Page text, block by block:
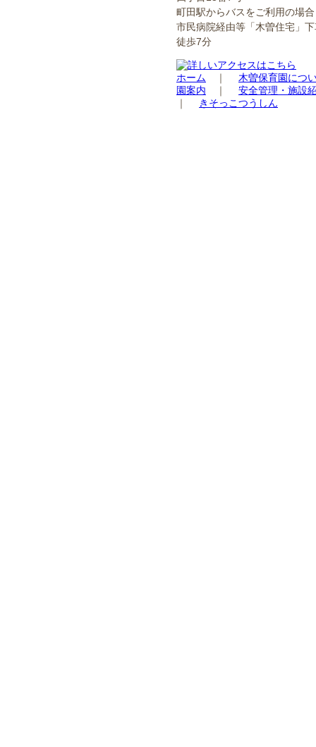
町田駅からバスをご利用の場合
市民病院経由等「木曽住宅」
徒歩7分
ホーム ｜ 木曽保育園につ
園案内 ｜ 安全管理・施設
｜
きそっこつうしん